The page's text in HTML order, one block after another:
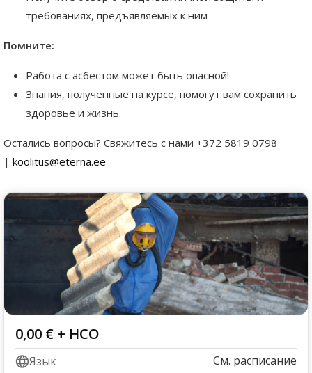
требованиях, предъявляемых к ним
Помните:
Работа с асбестом может быть опасной!
Знания, полученные на курсе, помогут вам сохранить
здоровье и жизнь.
Остались вопросы? Свяжитесь с нами +372 5819 0798
| koolitus@eterna.ee
0,00 € + НСО
Язык См. расписание